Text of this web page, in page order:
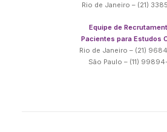
Rio de Janeiro – (21)
Equipe de
Pacientes para Estudos
Rio de Janeiro – (21)
São Paulo – (11)